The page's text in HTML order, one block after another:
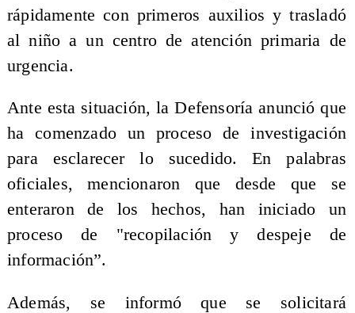
rápidamente con primeros auxilios y trasladó
al niño a un centro de atención primaria de
urgencia.
Ante esta situación, la Defensoría anunció que
ha comenzado un proceso de investigación
para esclarecer lo sucedido. En palabras
oficiales, mencionaron que desde que se
enteraron de los hechos, han iniciado un
proceso de "recopilación y despeje de
información”.
Además, se informó que se solicitará